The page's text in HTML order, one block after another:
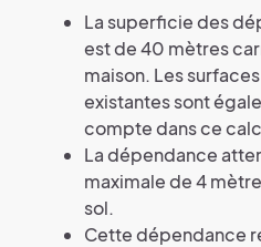
La superficie des
est de 40 mètres
maison. Les
existantes sont
compte dans ce
La dépendance
maximale de 4
sol.
Cette dépendance